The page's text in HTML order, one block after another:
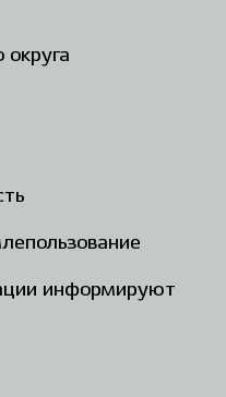
округа
информируют